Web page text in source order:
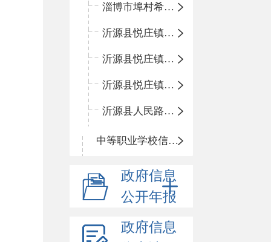
淄博市埠村希望小学
沂源县悦庄镇青龙山小学
沂源县悦庄镇鲍庄完小
沂源县悦庄镇赵庄小学
沂源县人民路小学
中等职业学校信息公开
政府信息
公开年报
政府信息